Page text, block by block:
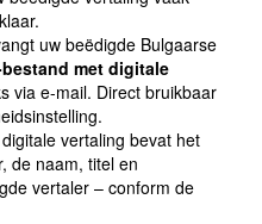
uw beëdigde Bulgaarse
met digitale
via e-mail. Direct bruikbaar
vertaling bevat het
de naam, titel en
vertaler – conform de